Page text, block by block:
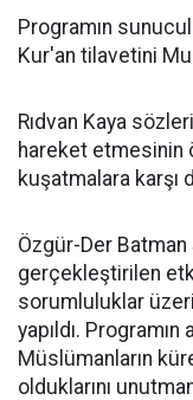
Programın
Kur'an tilavetini
Rıdvan Kaya
hareket etmesinin
kuşatmalara karşı
Özgür-Der Batman
gerçekleştirilen
sorumluluklar
yapıldı. Programın
Müslümanların
olduklarını